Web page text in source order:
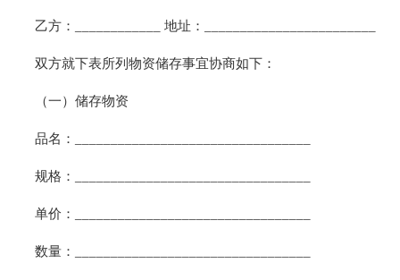
乙方：____________ 地址：________________________
双方就下表所列物资储存事宜协商如下：
（一）储存物资
品名：_________________________________
规格：_________________________________
单价：_________________________________
数量：_________________________________